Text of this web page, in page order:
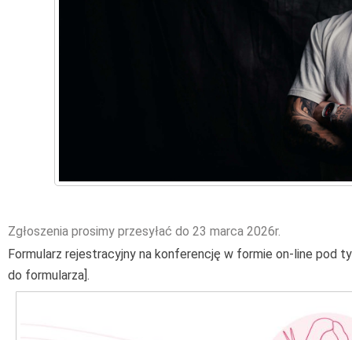
Zgłoszenia prosimy przesyłać do 23 marca 2026r.
Formularz rejestracyjny na konferencję w formie on-line pod
do formularza].